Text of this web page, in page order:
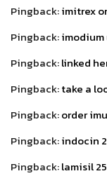
Pingback:imitrex
Pingback:imodium
Pingback:linked
Pingback:take a
Pingback:order
Pingback:indocin
Pingback:lamisil